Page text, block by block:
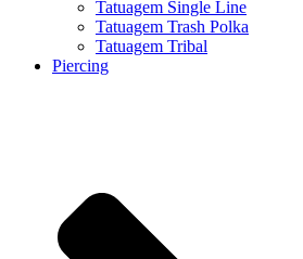
Tatuagem Single Line
Tatuagem Trash Polka
Tatuagem Tribal
Piercing